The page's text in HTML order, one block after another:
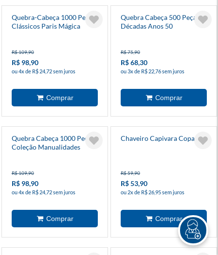
Quebra-Cabeça 1000 Peças
Clássicos Paris Mágica
R$ 109,90
R$ 98,90
ou 4x de R$ 24,72 sem juros
Quebra Cabeça 500 Peças
Décadas Anos 50
R$ 75,90
R$ 68,30
ou 3x de R$ 22,76 sem juros
Quebra Cabeça 1000 Peças
Coleção Manualidades
R$ 109,90
R$ 98,90
ou 4x de R$ 24,72 sem juros
Chaveiro Capivara Copa
R$ 59,90
R$ 53,90
ou 2x de R$ 26,95 sem juros